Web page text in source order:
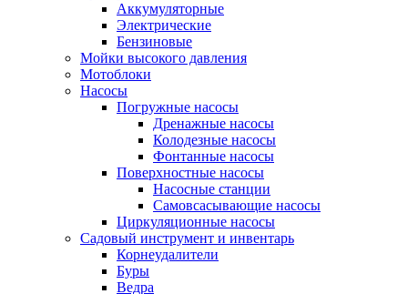
Аккумуляторные
Электрические
Бензиновые
Мойки высокого давления
Мотоблоки
Насосы
Погружные насосы
Дренажные насосы
Колодезные насосы
Фонтанные насосы
Поверхностные насосы
Насосные станции
Самовсасывающие насосы
Циркуляционные насосы
Садовый инструмент и инвентарь
Корнеудалители
Буры
Ведра